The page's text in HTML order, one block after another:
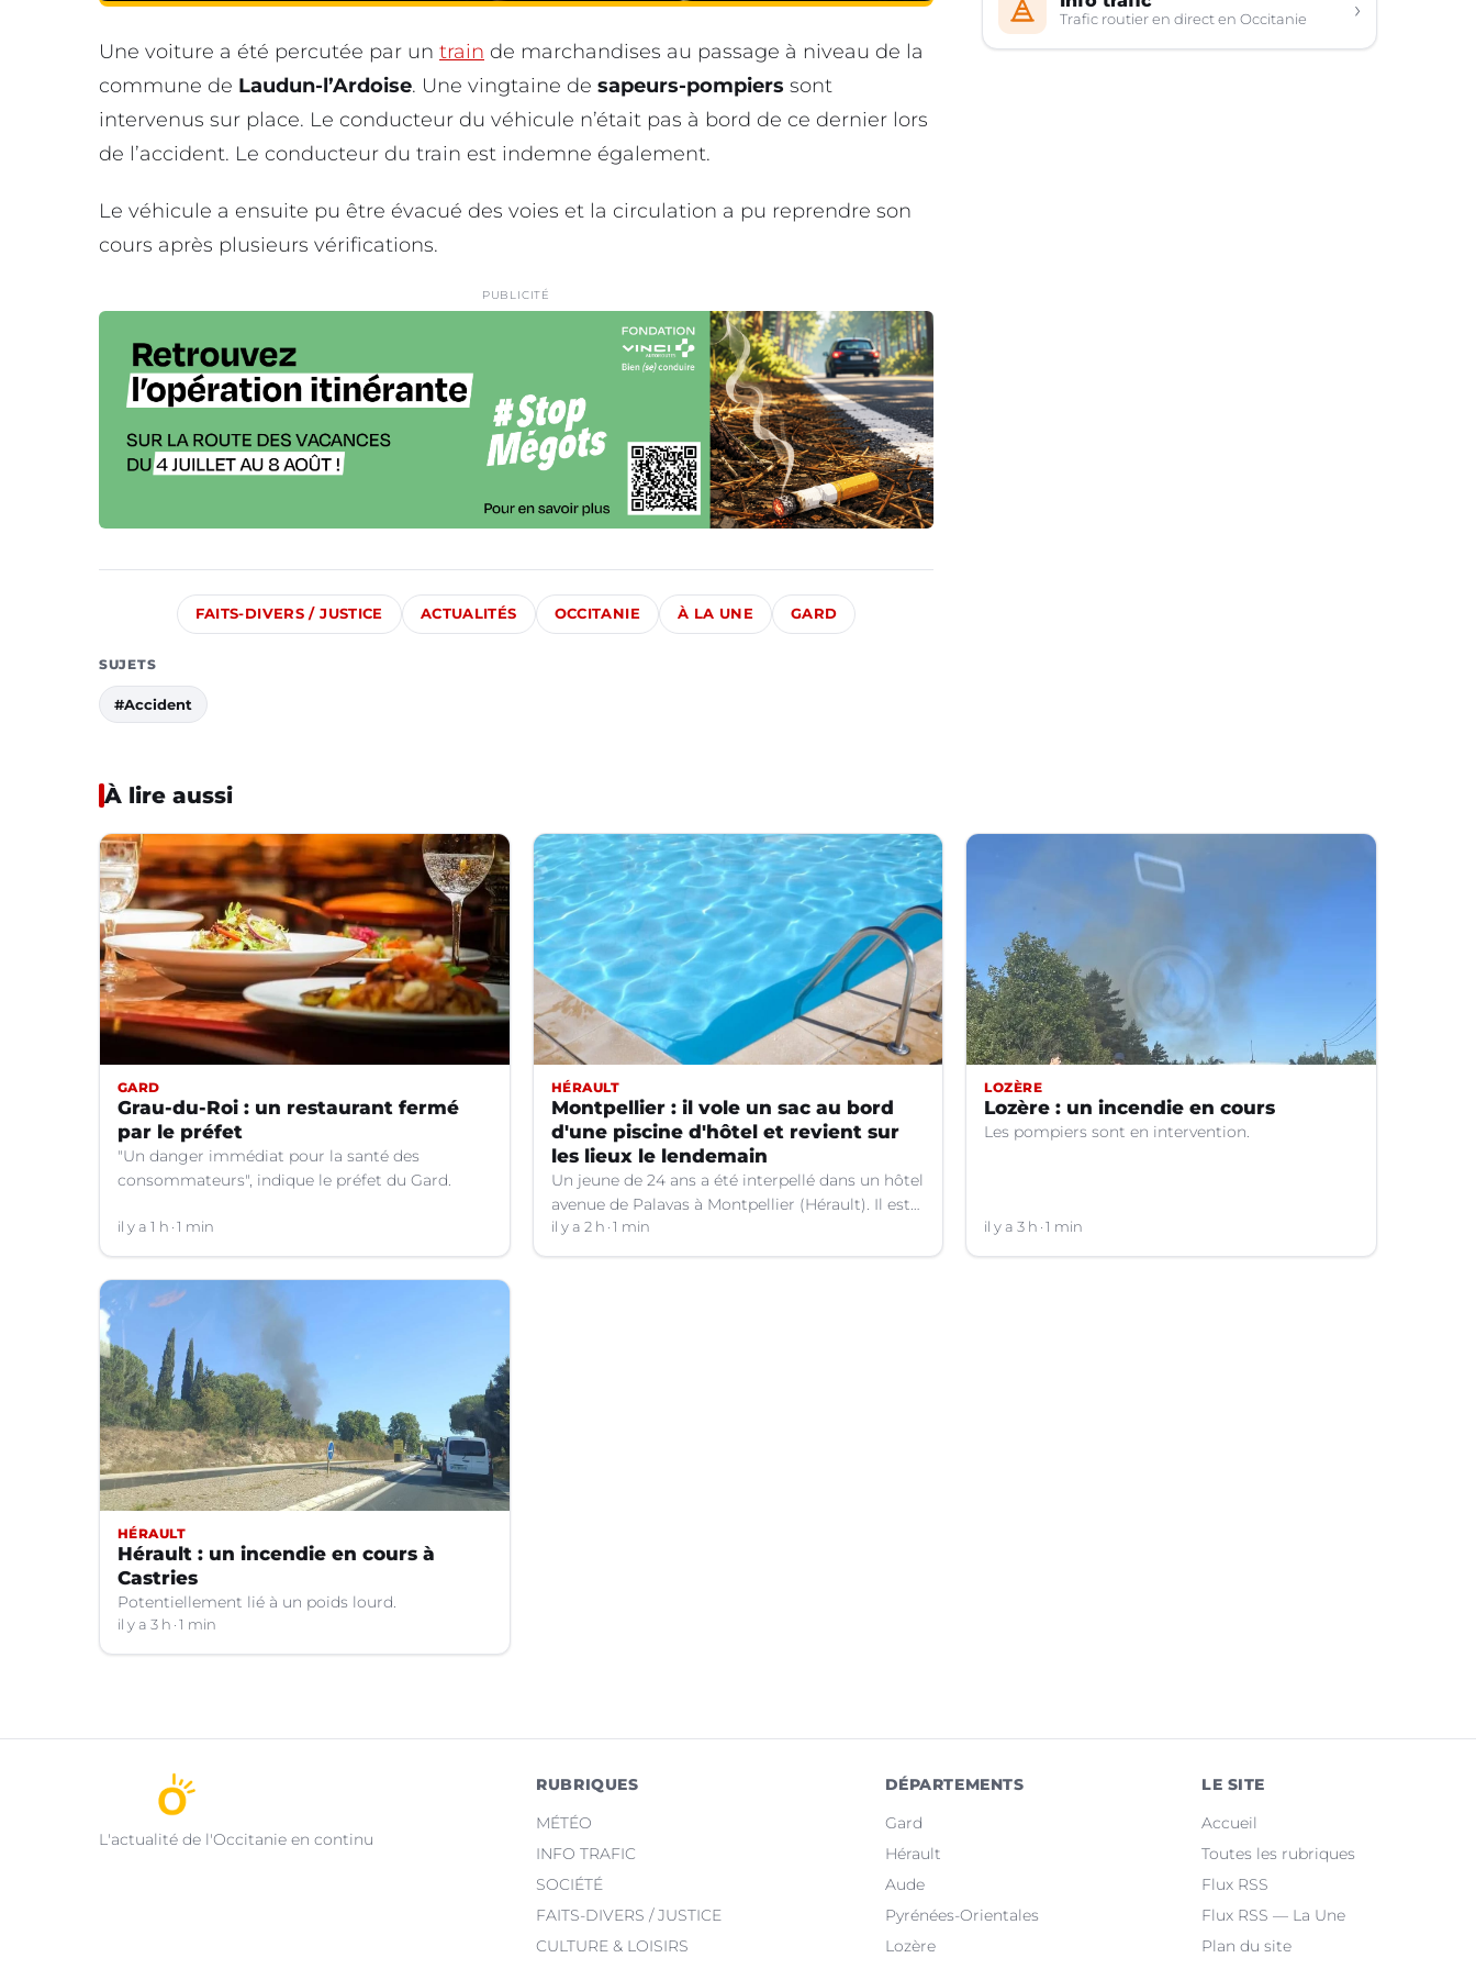
Une voiture a été percutée par un train de marchandises au passage à niveau de la
commune de Laudun-l’Ardoise. Une vingtaine de sapeurs-pompiers sont
intervenus sur place. Le conducteur du véhicule n’était pas à bord de ce dernier lors
de l’accident. Le conducteur du train est indemne également.
Le véhicule a ensuite pu être évacué des voies et la circulation a pu reprendre son
cours après plusieurs vérifications.
PUBLICITÉ
FAITS-DIVERS / JUSTICE ACTUALITÉS OCCITANIE À LA UNE GARD
SUJETS
#Accident
Trafic routier en direct en Occitanie ›
À lire aussi
GARD
Grau-du-Roi : un restaurant fermé
par le préfet
"Un danger immédiat pour la santé des
consommateurs", indique le préfet du Gard.
il y a 1 h 1 min
HÉRAULT
Montpellier : il vole un sac au bord
d'une piscine d'hôtel et revient sur
les lieux le lendemain
Un jeune de 24 ans a été interpellé dans un hôtel
avenue de Palavas à Montpellier (Hérault). Il est
suspecté d'avoir volé le sac d'une cliente.
il y a 2 h 1 min
LOZÈRE
Lozère : un incendie en cours
Les pompiers sont en intervention.
il y a 3 h 1 min
HÉRAULT
Hérault : un incendie en cours à
Castries
Potentiellement lié à un poids lourd.
il y a 3 h 1 min
L'actualité de l'Occitanie en continu
RUBRIQUES
MÉTÉO
INFO TRAFIC
SOCIÉTÉ
FAITS-DIVERS / JUSTICE
CULTURE & LOISIRS
DÉPARTEMENTS
Gard
Hérault
Aude
Pyrénées-Orientales
Lozère
LE SITE
Accueil
Toutes les rubriques
Flux RSS
Flux RSS — La Une
Plan du site